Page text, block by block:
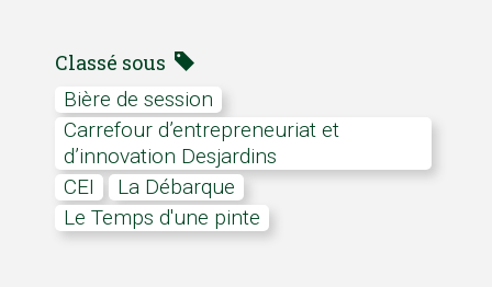
Classé sous
bière de session
Carrefour d’entrepreneuriat et
d’innovation Desjardins
CEI
La Débarque
Le Temps d'une pinte